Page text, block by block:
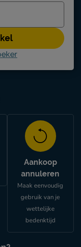
Aankoop
annuleren
Maak eenvoudig
gebruik van je
wettelijke
bedenktijd